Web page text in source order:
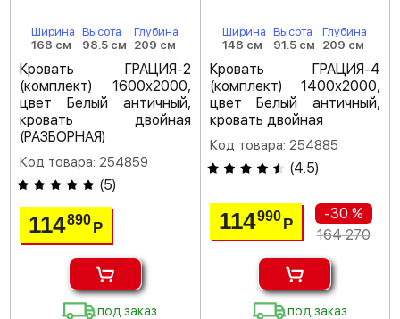
Ширина
168 см
Высота
98.5 см
Глубина
209 см
Кровать ГРАЦИЯ-2
(комплект) 1600х2000,
цвет Белый античный,
кровать двойная
(РАЗБОРНАЯ)
Код товара: 254859
(5)
114890Р
под заказ
Ширина
148 см
Высота
91.5 см
Глубина
209 см
Кровать ГРАЦИЯ-4
(комплект) 1400х2000,
цвет Белый античный,
кровать двойная
Код товара: 254885
(4.5)
114990 Р
-30 %
164 270
под заказ